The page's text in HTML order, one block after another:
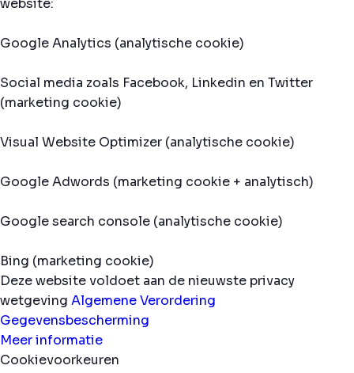
website:
Google Analytics (analytische cookie)
Social media zoals Facebook, Linkedin en Twitter
(marketing cookie)
Visual Website Optimizer (analytische cookie)
Google Adwords (marketing cookie + analytisch)
Google search console (analytische cookie)
Bing (marketing cookie)
Deze website voldoet aan de nieuwste privacy
wetgeving Algemene Verordering
Gegevensbescherming
Meer informatie
Cookievoorkeuren